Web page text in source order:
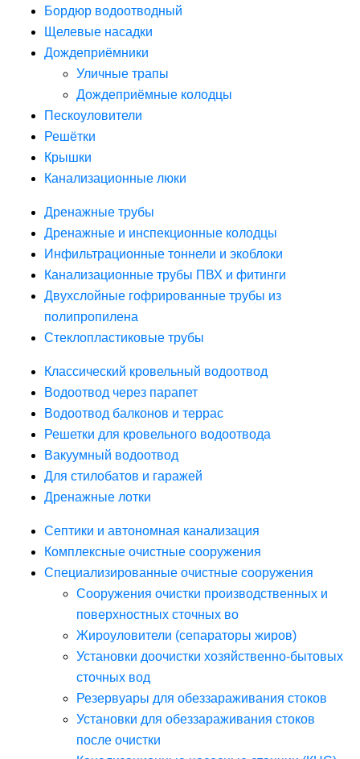
Бордюр водоотводный
Щелевые насадки
Дождеприёмники
Уличные трапы
Дождеприёмные колодцы
Пескоуловители
Решётки
Крышки
Канализационные люки
Дренажные трубы
Дренажные и инспекционные колодцы
Инфильтрационные тоннели и экоблоки
Канализационные трубы ПВХ и фитинги
Двухслойные гофрированные трубы из
полипропилена
Стеклопластиковые трубы
Классический кровельный водоотвод
Водоотвод через парапет
Водоотвод балконов и террас
Решетки для кровельного водоотвода
Вакуумный водоотвод
Для стилобатов и гаражей
Дренажные лотки
Септики и автономная канализация
Комплексные очистные сооружения
Специализированные очистные сооружения
Сооружения очистки производственных и
поверхностных сточных во
Жироуловители (сепараторы жиров)
Установки доочистки хозяйственно-бытовых
сточных вод
Резервуары для обеззараживания стоков
Установки для обеззараживания стоков
после очистки